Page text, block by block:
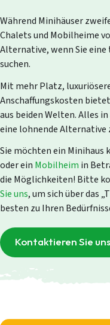
Während Minihäuser
Chalets und Mobilheime
Alternative, wenn Sie
suchen.
Mit mehr Platz,
Anschaffungskosten
aus beiden Welten. Alles
eine lohnende Alternative
Sie möchten ein Minihaus
oder ein Mobilheim in
die Möglichkeiten! Bitte
Sie uns, um sich über das
besten zu Ihren
Kontaktieren Sie uns